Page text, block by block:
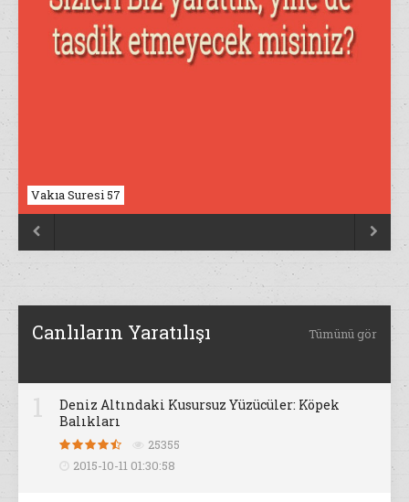
Vakıa Suresi 57
Nahl Suresi 17
 
Canlıların Yaratılışı Tümünü gör
Deniz Altındaki Kusursuz Yüzücüler: Köpek
Balıkları
25355
2015-10-11 01:30:58